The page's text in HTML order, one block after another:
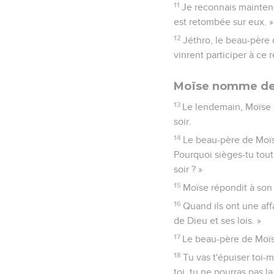
11 Je reconnais
est retombée sur eux. »
12 Jéthro, le beau-père
vinrent participer à ce
Moïse nomme
13 Le lendemain,
soir.
14 Le beau-père de
Pourquoi sièges-tu
soir ? »
15 Moïse répondit à
16 Quand ils ont une
de Dieu et ses lois. »
17 Le beau-père de
18 Tu vas t'épuiser toi-
toi, tu ne pourras pas